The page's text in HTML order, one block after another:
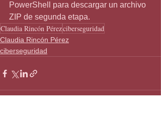
PowerShell para descargar un archivo
ZIP de segunda etapa.
Claudia Rincón Pérezciberseguridad
Claudia Rincón Pérez
ciberseguridad